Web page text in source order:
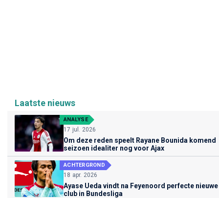
Laatste nieuws
ANALYSE
17 jul. 2026
Om deze reden speelt Rayane Bounida komend
seizoen idealiter nog voor Ajax
ACHTERGROND
18 apr. 2026
Ayase Ueda vindt na Feyenoord perfecte nieuwe
club in Bundesliga